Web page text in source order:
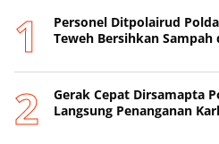
Personel Ditpolairud
Teweh Bersihkan Sampah
Gerak Cepat Dirsamapta
Langsung Penanganan